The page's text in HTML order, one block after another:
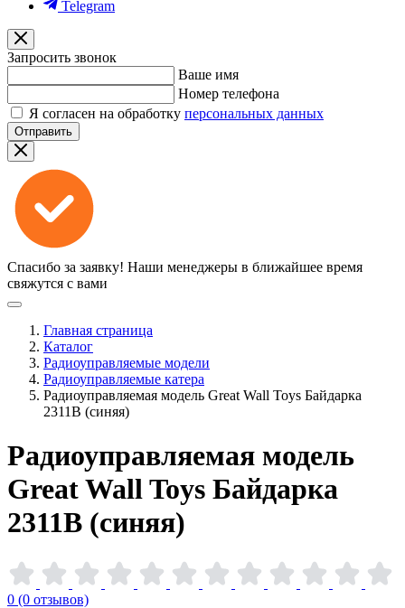
Telegram
Запросить звонок
Ваше имя
Номер телефона
Я согласен на обработку персональных данных
Отправить
Спасибо за заявку! Наши менеджеры в ближайшее время
свяжутся с вами
Главная страница
Каталог
Радиоуправляемые модели
Радиоуправляемые катера
Радиоуправляемая модель Great Wall Toys Байдарка
2311B (синяя)
Радиоуправляемая модель
Great Wall Toys Байдарка
2311B (синяя)
0 (0 отзывов)